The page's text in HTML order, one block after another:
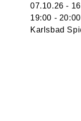
07.10.26 -
19:00 - 20:00
Karlsbad